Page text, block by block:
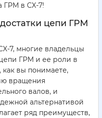
в CX-7!
цепи ГРМ
7, многие владельцы
ГРМ и ее роли в
как вы понимаете,
вращения
валов, и
альтернативой
ряд преимуществ,